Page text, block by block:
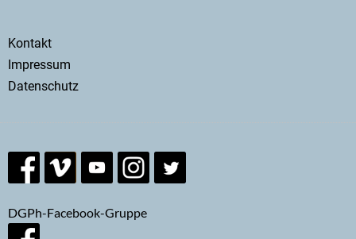
Secondary
menu
Kontakt
Impressum
Datenschutz
DGPh-Facebook-Gruppe